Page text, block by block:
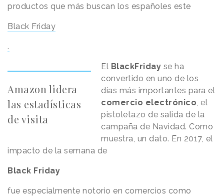
productos que más buscan los españoles este
Black Friday
.
Amazon lidera
las estadísticas
de visita
El BlackFriday se ha
convertido en uno de los
días más importantes para el
comercio electrónico, el
pistoletazo de salida de la
campaña de Navidad. Como
muestra, un dato. En 2017, el
impacto de la semana de
Black Friday
fue especialmente notorio en comercios como